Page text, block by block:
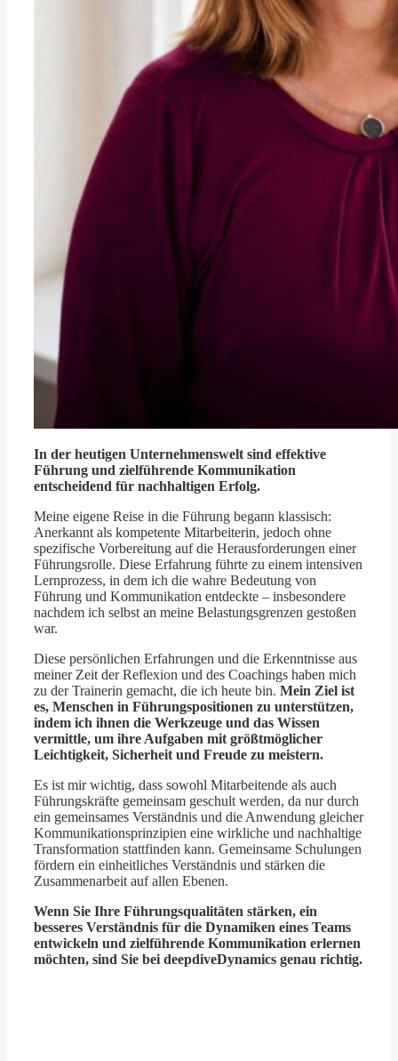
In der heutigen Unternehmenswelt sind effektive
Führung und zielführende Kommunikation
entscheidend für nachhaltigen Erfolg.
Meine eigene Reise in die Führung begann klassisch:
Anerkannt als kompetente Mitarbeiterin, jedoch ohne
spezifische Vorbereitung auf die Herausforderungen einer
Führungsrolle. Diese Erfahrung führte zu einem intensiven
Lernprozess, in dem ich die wahre Bedeutung von
Führung und Kommunikation entdeckte – insbesondere
nachdem ich selbst an meine Belastungsgrenzen gestoßen
war.
Diese persönlichen Erfahrungen und die Erkenntnisse aus
meiner Zeit der Reflexion und des Coachings haben mich
zu der Trainerin gemacht, die ich heute bin. Mein Ziel ist
es, Menschen in Führungspositionen zu unterstützen,
indem ich ihnen die Werkzeuge und das Wissen
vermittle, um ihre Aufgaben mit größtmöglicher
Leichtigkeit, Sicherheit und Freude zu meistern.
Es ist mir wichtig, dass sowohl Mitarbeitende als auch
Führungskräfte gemeinsam geschult werden, da nur durch
ein gemeinsames Verständnis und die Anwendung gleicher
Kommunikationsprinzipien eine wirkliche und nachhaltige
Transformation stattfinden kann. Gemeinsame Schulungen
fördern ein einheitliches Verständnis und stärken die
Zusammenarbeit auf allen Ebenen.
Wenn Sie Ihre Führungsqualitäten stärken, ein
besseres Verständnis für die Dynamiken eines Teams
entwickeln und zielführende Kommunikation erlernen
möchten, sind Sie bei deepdiveDynamics genau richtig.